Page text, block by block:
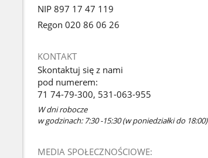
NIP 897 17 47 119
Regon 020 86 06 26
KONTAKT
Skontaktuj się z nami
pod numerem:
71 74-79-300, 531-063-955
W dni robocze
w godzinach: 7:30 -15:30 (w poniedziałki do 18:00)
MEDIA SPOŁECZNOŚCIOWE: